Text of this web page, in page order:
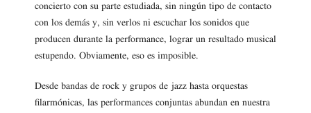
concierto con su parte estudiada, sin ningún tipo de contacto
con los demás y, sin verlos ni escuchar los sonidos que
producen durante la performance, lograr un resultado musical
estupendo. Obviamente, eso es imposible.
Desde bandas de rock y grupos de jazz hasta orquestas
filarmónicas, las performances conjuntas abundan en nuestra